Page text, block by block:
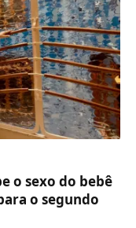
o sexo do bebê
o segundo